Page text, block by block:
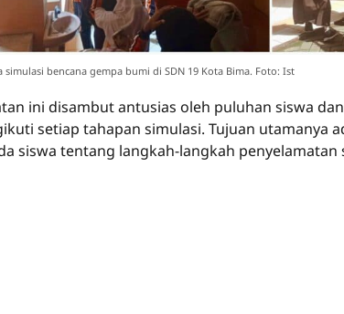
simulasi bencana gempa bumi di SDN 19 Kota Bima. Foto: Ist
ini disambut antusias oleh puluhan siswa
setiap tahapan simulasi. Tujuan utamanya
siswa tentang langkah-langkah